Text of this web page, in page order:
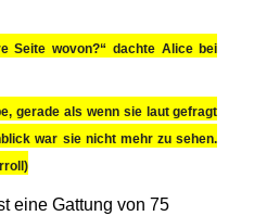
Seite wovon?“ dachte Alice bei
gerade als wenn sie laut gefragt
war sie nicht mehr zu sehen.
eine Gattung von 75